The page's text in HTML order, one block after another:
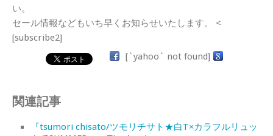
い。
セール情報などもいち早くお知らせいたします。 <
[subscribe2]
[`yahoo` not found]
関連記事
『tsumori chisato/ツモリチサト★白T×カラフルリュッ